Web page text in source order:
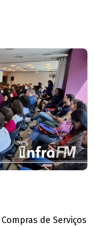
de Serviços